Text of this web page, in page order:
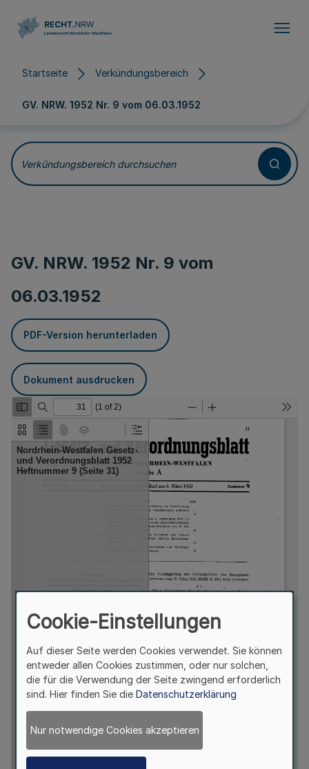
Startseite Verkündungsbereich
GV. NRW. 1952 Nr. 9 vom 06.03.1952
Verkündungsbereich durchsuchen
GV. NRW. 1952 Nr. 9 vom
06.03.1952
PDF-Version herunterladen
Dokument ausdrucken
Cookie-Einstellungen
Auf dieser Seite werden Cookies verwendet. Sie können
entweder allen Cookies zustimmen, oder nur solchen,
die für die Verwendung der Seite zwingend erforderlich
sind. Hier finden Sie die Datenschutzerklärung
Nur notwendige Cookies akzeptieren